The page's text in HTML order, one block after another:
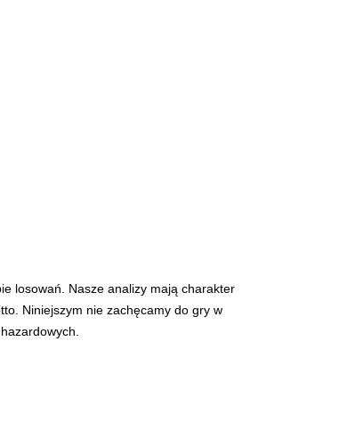
losowań. Nasze analizy mają charakter
Niniejszym nie zachęcamy do gry w